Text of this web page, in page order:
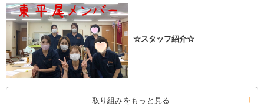
☆スタッフ紹介☆
取り組みをもっと見る